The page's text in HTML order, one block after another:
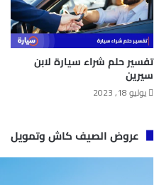
تفسير حلم شراء سيارة لابن
سيرين
يوليو 18, 2023
عروض الصيف كاش وتمويل